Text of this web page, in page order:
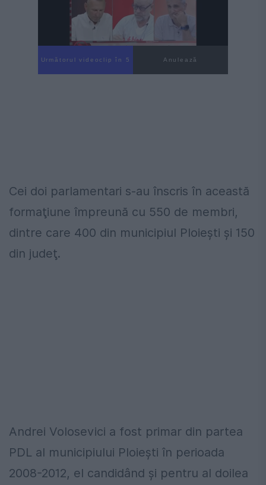
Următorul videoclip în 4 Anulează
Cei doi parlamentari s-au înscris în această
formaţiune împreună cu 550 de membri,
dintre care 400 din municipiul Ploieşti şi 150
din judeţ.
Andrei Volosevici a fost primar din partea
PDL al municipiului Ploieşti în perioada
2008-2012, el candidând şi pentru al doilea